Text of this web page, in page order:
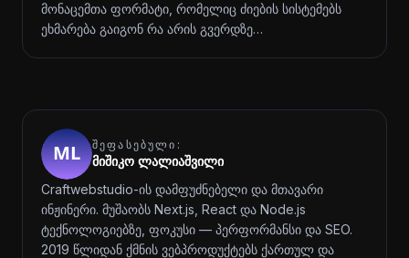
მონაცემთა ფორმატი, რომელიც ძიების სისტემებს
ეხმარება გაიგონ რა არის გვერდზე…
ᲨᲔᲤᲐᲡᲔᲑᲣᲚᲘ:
მიშიკო ლალიაშვილი
Craftwebstudio-ის დამფუძნებელი და მთავარი
ინჟინერი. მუშაობს Next.js, React და Node.js
ტექნოლოგიებზე, ფოკუსი — პერფორმანსი და SEO.
2019 წლიდან ქმნის ვებპროდუქტებს ქართულ და